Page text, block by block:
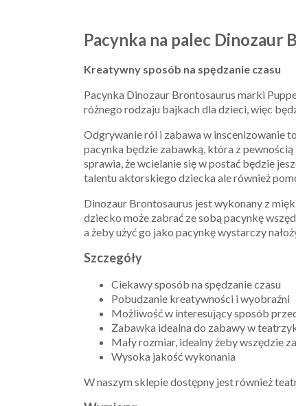
Pacynka na palec Dinozaur
Kreatywny sposób na spędzanie czasu
Pacynka Dinozaur Brontosaurus marki
różnego rodzaju bajkach dla dzieci, więc
Odgrywanie ról i zabawa w inscenizowanie
pacynka będzie zabawką, która z
sprawia, że wcielanie się w postać będzie
talentu aktorskiego dziecka ale również
Dinozaur Brontosaurus jest wykonany z
dziecko może zabrać ze sobą pacynkę
a żeby użyć go jako pacynkę wystarczy
Szczegóły
Ciekawy sposób na spędzanie czasu
Pobudzanie kreatywności i wyobraźni
Możliwość w interesujący sposób
Zabawka idealna do zabawy w
Mały rozmiar, idealny żeby wszędzie
Wysoka jakość wykonania
W naszym sklepie dostępny jest również